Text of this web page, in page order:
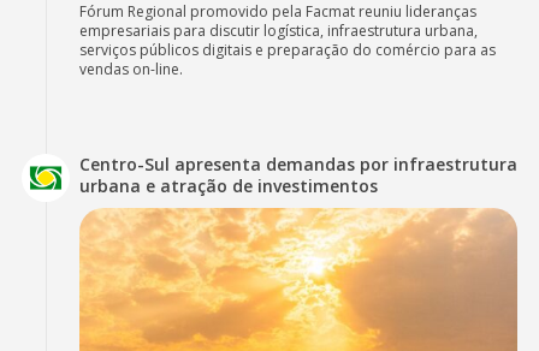
Fórum Regional promovido pela Facmat reuniu lideranças
empresariais para discutir logística, infraestrutura urbana,
serviços públicos digitais e preparação do comércio para as
vendas on-line.
Centro-Sul apresenta demandas por infraestrutura
urbana e atração de investimentos